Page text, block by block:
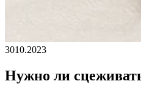
3010.2023
Нужно ли